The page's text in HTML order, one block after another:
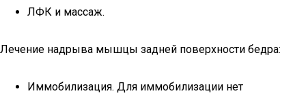
ЛФК и массаж.
Лечение надрыва мышцы задней поверхности бедра:
Иммобилизация. Для иммобилизации нет